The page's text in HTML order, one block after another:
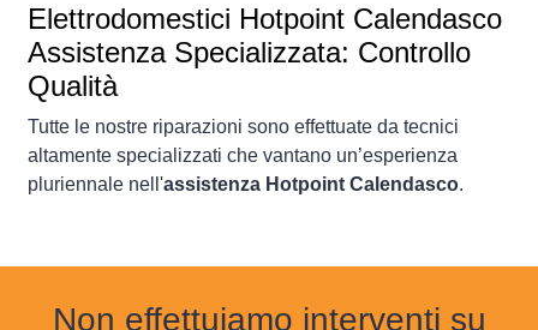
Elettrodomestici Hotpoint Calendasco
Assistenza Specializzata: Controllo
Qualità
Tutte le nostre riparazioni sono effettuate da tecnici
altamente specializzati che vantano un’esperienza
pluriennale nell'assistenza Hotpoint Calendasco.
Non effettuiamo interventi su